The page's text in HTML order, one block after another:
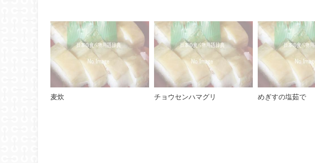
麦炊 チョウセンハマグリ めぎすの塩茹で